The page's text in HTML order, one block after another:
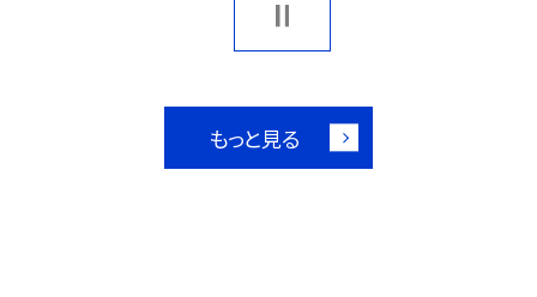
もっと見る